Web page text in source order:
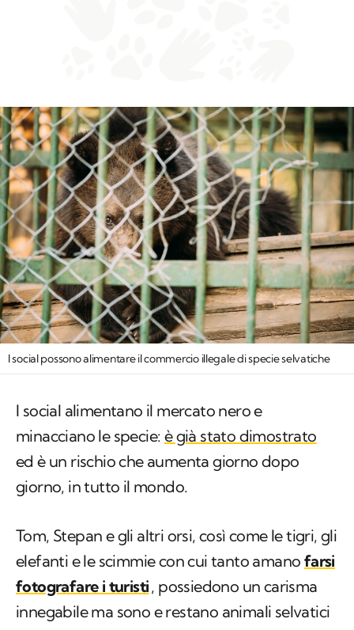
I social possono alimentare il commercio illegale di specie selvatiche
I social alimentano il mercato nero e
minacciano le specie: è già stato dimostrato
ed è un rischio che aumenta giorno dopo
giorno, in tutto il mondo.
Tom, Stepan e gli altri orsi, così come le tigri, gli
elefanti e le scimmie con cui tanto amano farsi
fotografare i turisti, possiedono un carisma
innegabile ma sono e restano animali selvatici